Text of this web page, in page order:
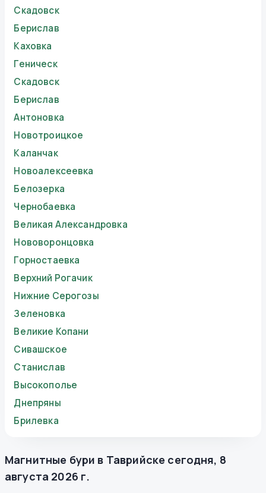
Скадовск
Берислав
Каховка
Геническ
Скадовск
Берислав
Антоновка
Новотроицкое
Каланчак
Новоалексеевка
Белозерка
Чернобаевка
Великая Александровка
Нововоронцовка
Горностаевка
Верхний Рогачик
Нижние Серогозы
Зеленовка
Великие Копани
Сивашское
Станислав
Высокополье
Днепряны
Брилевка
Магнитные бури в Таврийске сегодня, 8
августа 2026 г.